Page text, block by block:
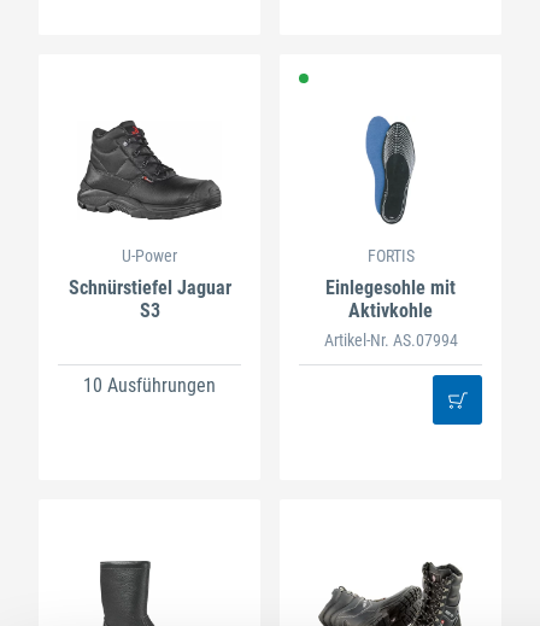
U-Power
Schnürstiefel Jaguar
S3
10 Ausführungen
FORTIS
Einlegesohle mit
Aktivkohle
Artikel-Nr. AS.07994